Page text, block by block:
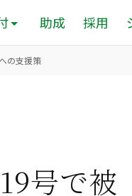
助成 採用
の支援策
号で被